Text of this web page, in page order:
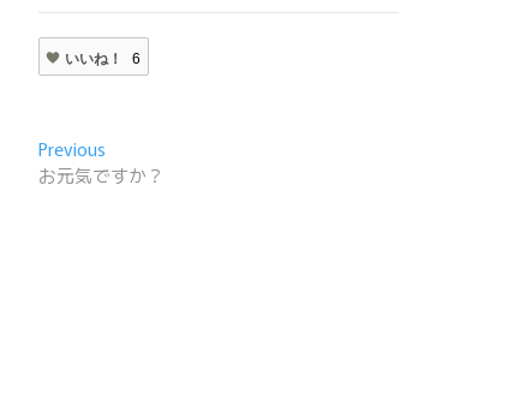
いいね！ 6
投
稿
Previous
post:
お元気ですか？